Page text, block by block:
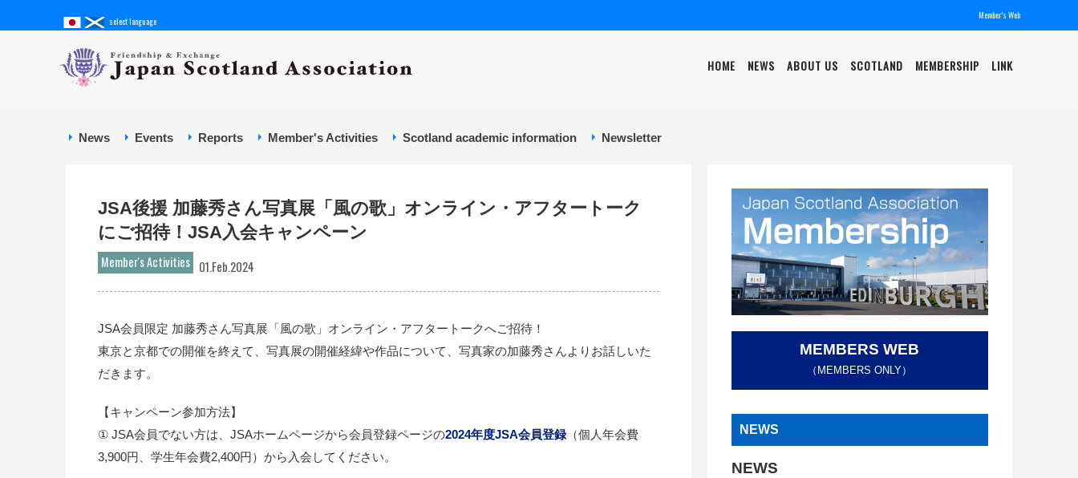
select language
Member's Web
HOME NEWS ABOUT US SCOTLAND MEMBERSHIP LINK
News Events Reports Member's Activities Scotland academic information Newsletter
JSA後援 加藤秀さん写真展「風の歌」オンライン・アフタートーク
にご招待！JSA入会キャンペーン
Member's Activities 01.Feb.2024
JSA会員限定 加藤秀さん写真展「風の歌」オンライン・アフタートークへご招待！
東京と京都での開催を終えて、写真展の開催経緯や作品について、写真家の加藤秀さんよりお話しいた
だきます。
【キャンペーン参加方法】
① JSA会員でない方は、JSAホームページから会員登録ページの2024年度JSA会員登録（個人年会費
3,900円、学生年会費2,400円）から入会してください。
MEMBERS WEB
（MEMBERS ONLY）
NEWS
NEWS